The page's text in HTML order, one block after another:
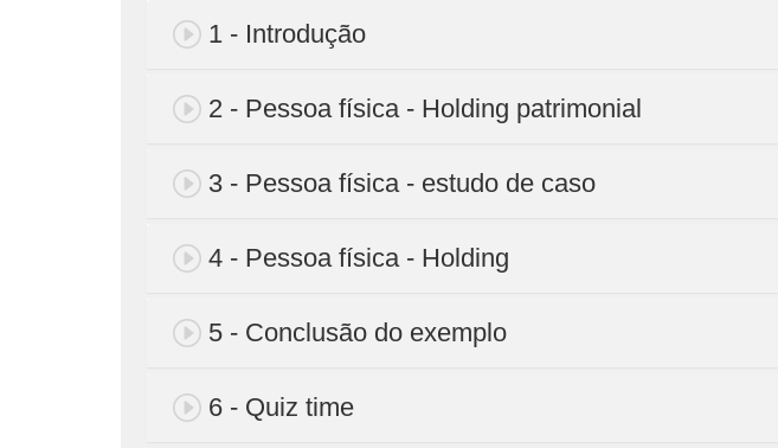
1 - Introdução
2 - Pessoa física - Holding patrimonial
3 - Pessoa física - estudo de caso
4 - Pessoa física - Holding
5 - Conclusão do exemplo
6 - Quiz time